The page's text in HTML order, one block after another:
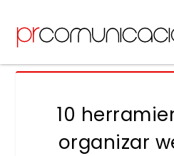
10
organizar